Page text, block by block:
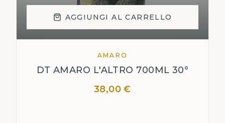
AGGIUNGI AL CARRELLO
AMARO
DT AMARO L'ALTRO 700ML 30°
38,00 €